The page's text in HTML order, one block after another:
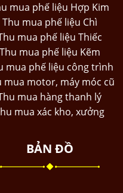
mua phế liệu Hợp Kim
Thu mua phế liệu Chì
mua phế liệu Thiếc
Thu mua phế liệu Kẽm
mua phế liệu công trình
mua motor, máy móc cũ
mua hàng thanh lý
mua xác kho, xưởng
BẢN ĐỒ